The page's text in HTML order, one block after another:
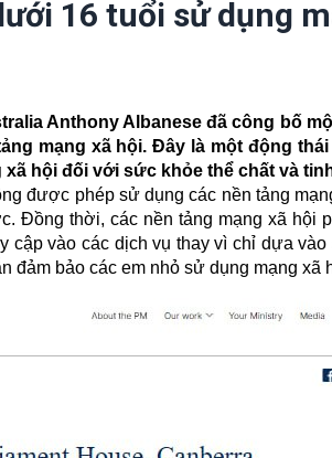
16 tuổi sử dụng
Anthony Albanese đã công bố
mạng xã hội. Đây là một động
hội đối với sức khỏe thể chất và
được phép sử dụng các nền tảng
Đồng thời, các nền tảng mạng xã hội
cập vào các dịch vụ thay vì chỉ dựa
đảm bảo các em nhỏ sử dụng mạng xã